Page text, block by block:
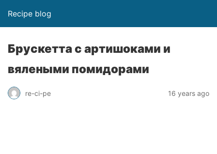
Recipe blog
Брускетта с артишоками и
вялеными помидорами
re-ci-pe 16 years ago